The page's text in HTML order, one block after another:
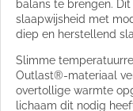
balans te brengen.
slaapwijsheid met
diep en herstellend
Slimme
Outlast®-materiaal
overtollige warmte
lichaam dit nodig